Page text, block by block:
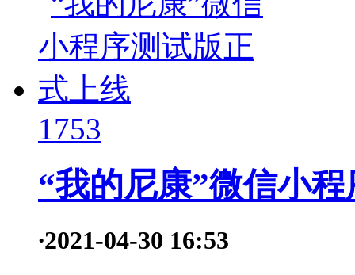
1753
“我的尼康”微信小
·2021-04-30 16:53